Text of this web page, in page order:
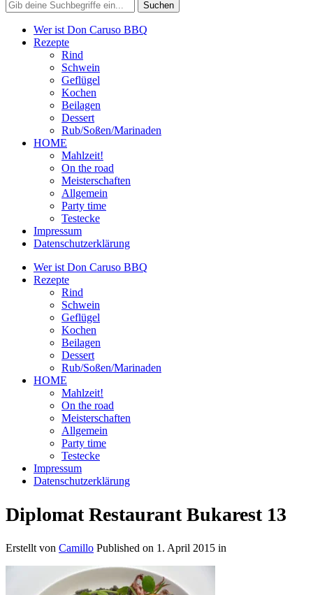
Wer ist Don Caruso BBQ
Rezepte
Rind
Schwein
Geflügel
Kochen
Beilagen
Dessert
Rub/Soßen/Marinaden
HOME
Mahlzeit!
On the road
Meisterschaften
Allgemein
Party time
Testecke
Impressum
Datenschutzerklärung
Wer ist Don Caruso BBQ
Rezepte
Rind
Schwein
Geflügel
Kochen
Beilagen
Dessert
Rub/Soßen/Marinaden
HOME
Mahlzeit!
On the road
Meisterschaften
Allgemein
Party time
Testecke
Impressum
Datenschutzerklärung
Diplomat Restaurant Bukarest 13
Erstellt von Camillo Published on 1. April 2015 in